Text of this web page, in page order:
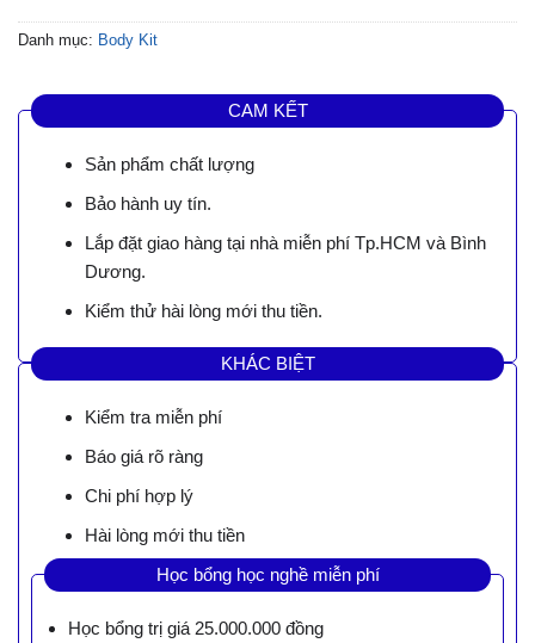
Danh mục: Body Kit
CAM KẾT
Sản phẩm chất lượng
Bảo hành uy tín.
Lắp đặt giao hàng tại nhà miễn phí Tp.HCM và Bình
Dương.
Kiểm thử hài lòng mới thu tiền.
KHÁC BIỆT
Kiểm tra miễn phí
Báo giá rõ ràng
Chi phí hợp lý
Hài lòng mới thu tiền
Học bổng học nghề miễn phí
Học bổng trị giá 25.000.000 đồng